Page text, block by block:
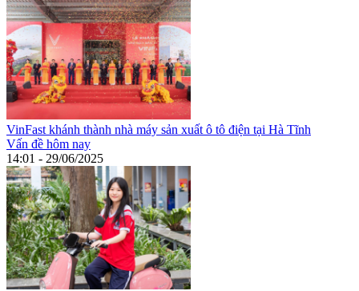
VinFast khánh thành nhà máy sản xuất ô tô điện tại Hà Tĩnh
Vấn đề hôm nay
14:01 - 29/06/2025